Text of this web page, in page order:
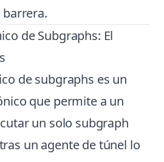
barrera.
de Subgraphs: El
de subgraphs es un
que permite a un
un solo subgraph
un agente de túnel lo